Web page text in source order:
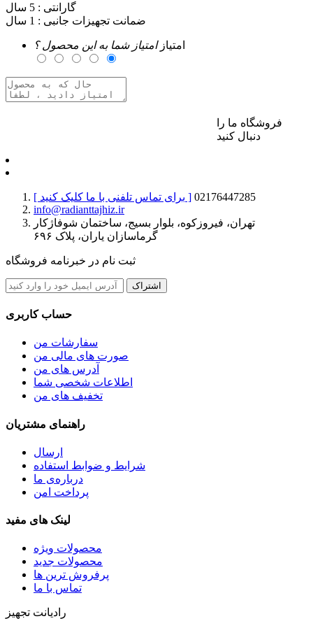
گارانتی : 5 سال
ضمانت تجهیزات جانبی : 1 سال
امتیازامتیاز شما به این محصول ؟
فروشگاه ما را
دنبال کنید
[ برای تماس تلفنی با ما کلیک کنید ] 02176447285
info@radianttajhiz.ir
تهران، فیروزکوه، بلوار بسیج، ساختمان شوفاژکار
گرماسازان یاران، پلاک ۶۹۶
ثبت نام در خبرنامه فروشگاه
اشتراک
حساب کاربری
سفارشات من
صورت های مالی من
آدرس های من
اطلاعات شخصی شما
تخفیف های من
راهنمای مشتریان
ارسال
شرایط و ضوابط استفاده
درباره‌ی ما
پرداخت امن
لینک های مفید
محصولات ویژه
محصولات جدید
پرفروش ترین‌ ها
تماس با ما
رادیانت تجهیز